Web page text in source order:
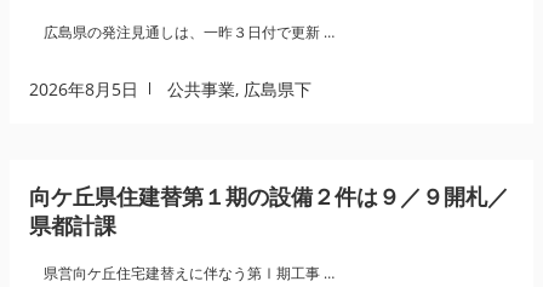
広島県の発注見通しは、一昨３日付で更新 …
2026年8月5日 公共事業, 広島県下
向ケ丘県住建替第１期の設備２件は９／９開札／
県都計課
県営向ケ丘住宅建替えに伴なう第Ⅰ期工事 …